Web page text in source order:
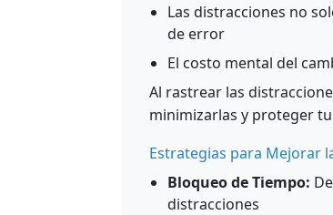
Las distracciones no
de error
El costo mental del
Al rastrear las
minimizarlas y proteger
Estrategias para Mejorar
Bloqueo de Tiempo:
distracciones